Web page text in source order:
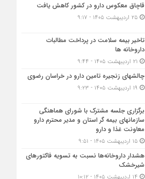
قاچاق معکوس دارو در کشور کاهش یافت
۲۵ اردیبهشت ۱۴۰۵ - ۹:۱۷
تاخیر بیمه سلامت در پرداخت مطالبات
داروخانه ها
چالشهای زنجیره تامین دارو در خراسان رضوی
برگزاری جلسه مشترک با شورای هماهنگی
سازمانهای بیمه گر استان و مدیر محترم دارو
معاونت غذا و دارو
۱۵ اردیبهشت ۱۴۰۵ - ۹:۵۱
هشدار داروخانه‌ها نسبت به تسویه فاکتورهای
شیرخشک